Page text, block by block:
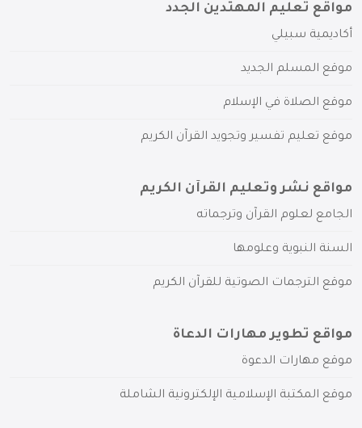
مواقع تعليم المهتدين الجدد
أكاديمية سبيلي
موقع المسلم الجديد
موقع الصلاة في الإسلام
موقع تعليم تفسير وتجويد القرآن الكريم
مواقع نشر وتعليم القرآن الكريم
الجامع لعلوم القرآن وترجماته
السنة النبوية وعلومها
موقع الترجمات الصوتية للقرآن الكريم
مواقع تطوير مهارات الدعاة
موقع مهارات الدعوة
موقع المكتبة الإسلامية الإلكترونية الشاملة